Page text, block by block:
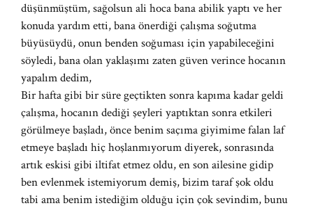
düşünmüştüm, sağolsun ali hoca bana abilik yaptı ve her
konuda yardım etti, bana önerdiği çalışma soğutma
büyüsüydü, onun benden soğuması için yapabileceğini
söyledi, bana olan yaklaşımı zaten güven verince hocanın
yapalım dedim,
Bir hafta gibi bir süre geçtikten sonra kapıma kadar geldi
çalışma, hocanın dediği şeyleri yaptıktan sonra etkileri
görülmeye başladı, önce benim saçıma giyimime falan laf
etmeye başladı hiç hoşlanmıyorum diyerek, sonrasında
artık eskisi gibi iltifat etmez oldu, en son ailesine gidip
ben evlenmek istemiyorum demiş, bizim taraf şok oldu
tabi ama benim istediğim olduğu için çok sevindim, bunu